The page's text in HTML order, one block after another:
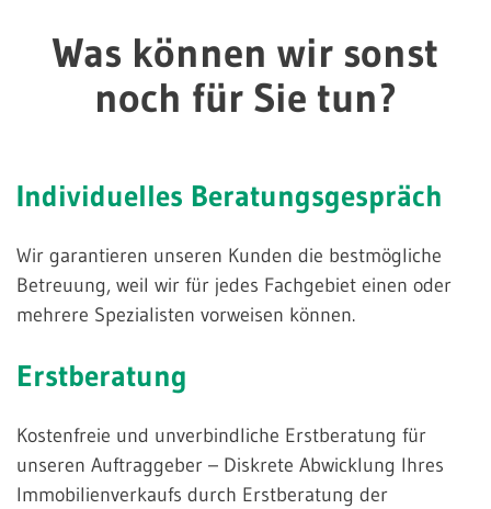
Was können wir sonst
noch für Sie tun?
Individuelles Beratungsgespräch
Wir garantieren unseren Kunden die bestmögliche
Betreuung, weil wir für jedes Fachgebiet einen oder
mehrere Spezialisten vorweisen können.
Erstberatung
Kostenfreie und unverbindliche Erstberatung für
unseren Auftraggeber – Diskrete Abwicklung Ihres
Immobilienverkaufs durch Erstberatung der